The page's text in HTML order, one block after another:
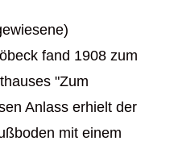
fand 1908 zum
"Zum
Anlass erhielt der
mit einem